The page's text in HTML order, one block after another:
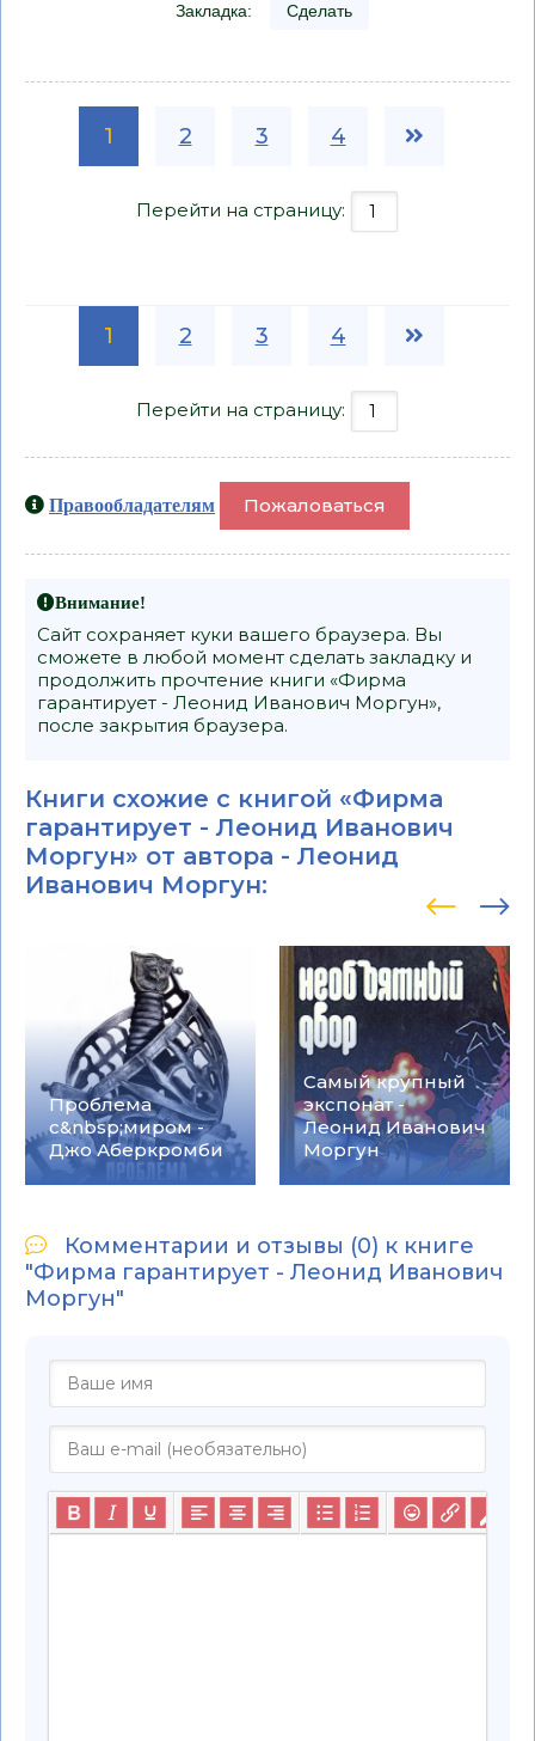
Закладка: Сделать
1 2 3 4
Перейти на страницу:
1 2 3 4
Перейти на страницу:
Правообладателям Пожаловаться
Внимание!
Сайт сохраняет куки вашего браузера. Вы
сможете в любой момент сделать закладку и
продолжить прочтение книги «Фирма
гарантирует - Леонид Иванович Моргун»,
после закрытия браузера.
Книги схожие с книгой «Фирма
гарантирует - Леонид Иванович
Моргун» от автора - Леонид
Иванович Моргун:
Проблема
с&nbsp;миром -
Джо Аберкромби
Самый крупный
экспонат -
Леонид Иванович
Моргун
Комментарии и отзывы (0) к книге
"Фирма гарантирует - Леонид Иванович
Моргун"